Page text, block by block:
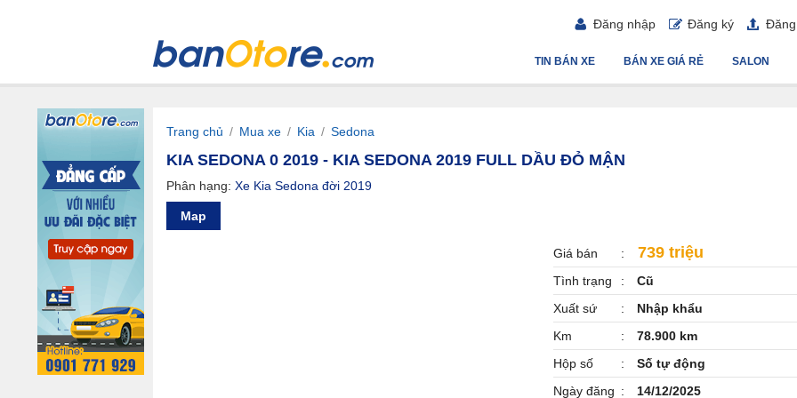
Đăng nhập Đăng ký
SALON
BÁN XE GIÁ RẺ
TIN BÁN XE
Trang chủ / Mua xe / Kia / Sedona
KIA SEDONA 0 2019 - KIA SEDONA 2019 FULL DẦU ĐỎ MẬN
Phân hạng: Xe Kia Sedona đời 2019
Map
Giá bán 739 triệu
Tình trạng
Cũ
Xuất sứ
Nhập khẩu
Km
78.900 km
Hộp số
Số tự động
Ngày đăng
14/12/2025